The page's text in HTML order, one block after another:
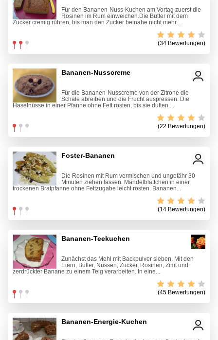
Für den Bananen-Nuss-Kuchen am Vortag zuerst die
Rosinen im Rum einweichen.Die Butter mit dem
Zucker cremig rühren, bis man den Zucker beinahe nicht mehr...
(34 Bewertungen)
Bananen-Nusscreme
Für die Bananen-Nusscreme von der Zitrone die
Schale abreiben und die Frucht auspressen. Die
Haselnüsse in einer Pfanne ohne Fett rösten, bis sie duften....
(22 Bewertungen)
Foster-Bananen
Die Rosinen mit Rum vermischen und ungefähr 30
Minuten ziehen lassen. Mandelblättchen in einer
trockenen Bratpfanne ohne Fettzugabe leicht rösten. Bananen...
(14 Bewertungen)
Bananen-Teekuchen
Zunächst das Mehl mit Backpulver sieben. Mit den
Eiern, Butter, Nüssen, Zucker, Rosinen, Zimt und
zerdrückter Banane zu einem Teig verarbeiten. In eine...
(45 Bewertungen)
Bananen-Energie-Kuchen